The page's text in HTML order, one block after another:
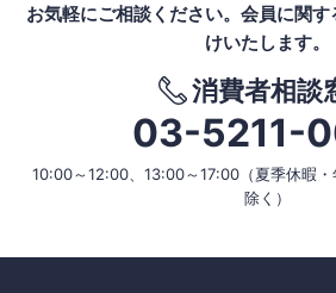
お気軽にご相談ください。 会員に関す
けいたします。
消費者相談
03-5211-
10:00～12:00、13:00～17:00（夏季休暇
除く）